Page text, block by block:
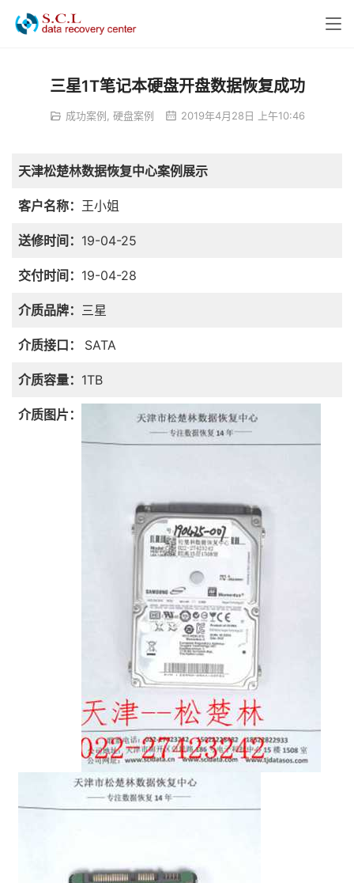
三星1T笔记本硬盘开盘数据恢复成功
成功案例 硬盘案例 2019年4月28日 上午10:46
天津松楚林数据恢复中心案例展示
客户名称： 王小姐
送修时间： 19-04-25
交付时间： 19-04-28
介质品牌： 三星
介质接口： SATA
介质容量： 1TB
介质图片：